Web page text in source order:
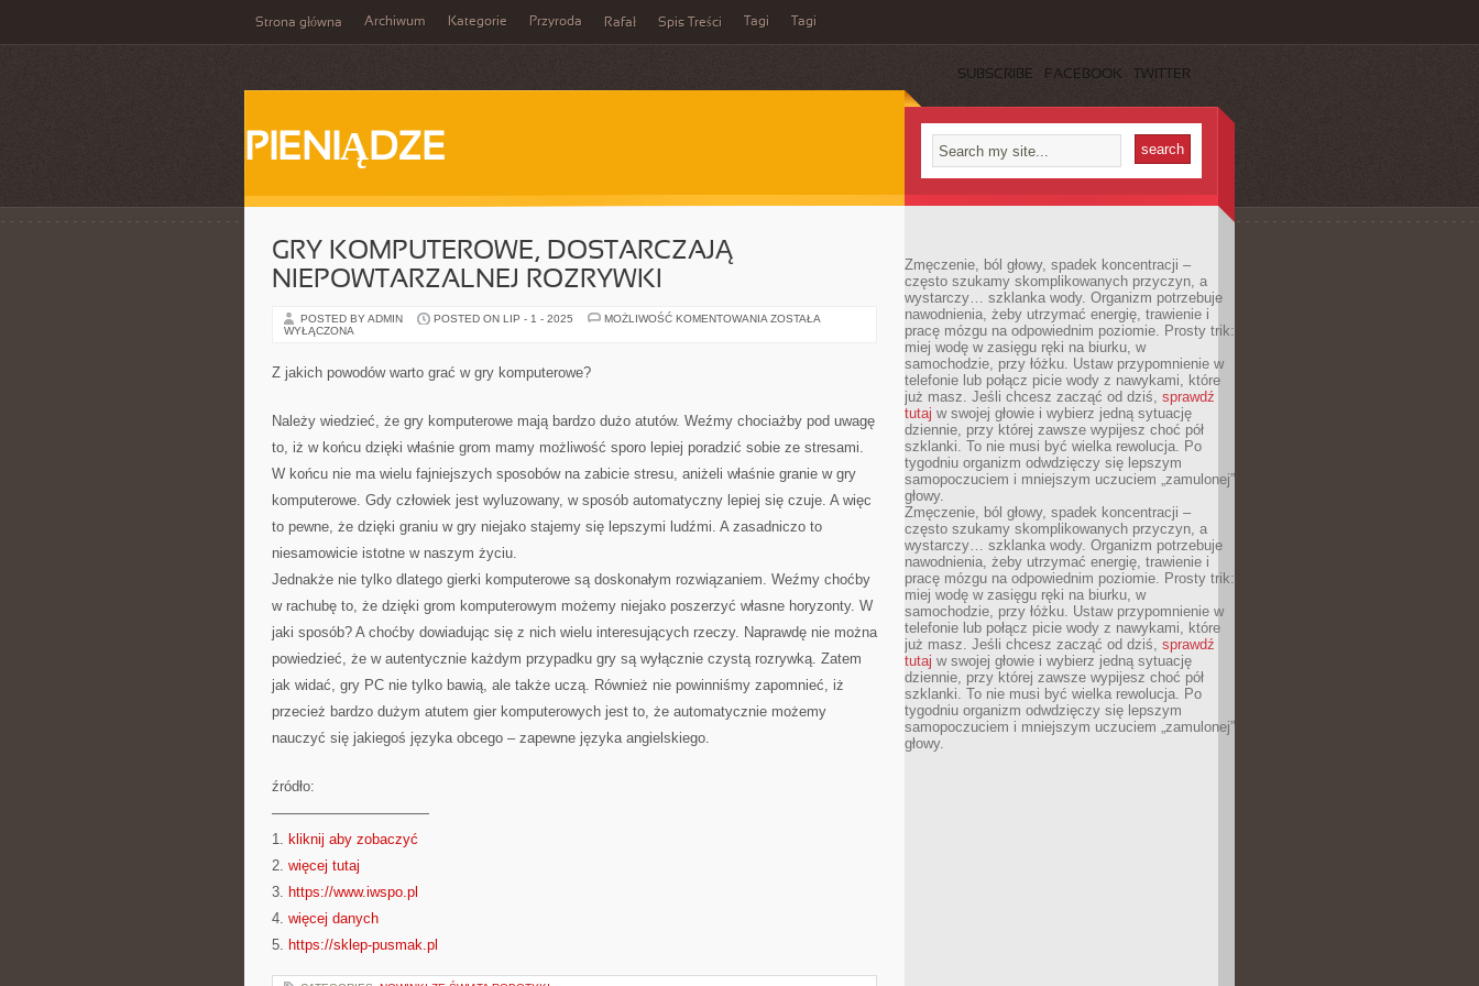
Strona główna Archiwum Kategorie Przyroda Rafał Spis Treści Tagi Tagi
SUBSCRIBE FACEBOOK TWITTER
PIENIĄDZE
GRY KOMPUTEROWE, DOSTARCZAJĄ
NIEPOWTARZALNEJ ROZRYWKI
POSTED BY ADMIN POSTED ON LIP - 1 - 2025 MOŻLIWOŚĆ KOMENTOWANIA GRY
ZOSTAŁA
WYŁĄCZONA
Z jakich powodów warto grać w gry komputerowe?
Należy wiedzieć, że gry komputerowe mają bardzo dużo atutów. Weźmy chociażby pod uwagę
to, iż w końcu dzięki właśnie grom mamy możliwość sporo lepiej poradzić sobie ze stresami.
W końcu nie ma wielu fajniejszych sposobów na zabicie stresu, aniżeli właśnie granie w gry
komputerowe. Gdy człowiek jest wyluzowany, w sposób automatyczny lepiej się czuje. A więc
to pewne, że dzięki graniu w gry niejako stajemy się lepszymi ludźmi. A zasadniczo to
niesamowicie istotne w naszym życiu.
Jednakże nie tylko dlatego gierki komputerowe są doskonałym rozwiązaniem. Weźmy choćby
w rachubę to, że dzięki grom komputerowym możemy niejako poszerzyć własne horyzonty. W
jaki sposób? A choćby dowiadując się z nich wielu interesujących rzeczy. Naprawdę nie można
powiedzieć, że w autentycznie każdym przypadku gry są wyłącznie czystą rozrywką. Zatem
jak widać, gry PC nie tylko bawią, ale także uczą. Również nie powinniśmy zapomnieć, iż
przecież bardzo dużym atutem gier komputerowych jest to, że automatycznie możemy
nauczyć się jakiegoś języka obcego – zapewne języka angielskiego.
źródło:
———————————
1. kliknij aby zobaczyć
2. więcej tutaj
3. https://www.iwspo.pl
4. więcej danych
5. https://sklep-pusmak.pl
Zmęczenie, ból głowy, spadek koncentracji –
często szukamy skomplikowanych przyczyn, a
wystarczy… szklanka wody. Organizm potrzebuje
nawodnienia, żeby utrzymać energię, trawienie i
pracę mózgu na odpowiednim poziomie. Prosty trik:
miej wodę w zasięgu ręki na biurku, w
samochodzie, przy łóżku. Ustaw przypomnienie w
telefonie lub połącz picie wody z nawykami, które
już masz. Jeśli chcesz zacząć od dziś, sprawdź
tutaj w swojej głowie i wybierz jedną sytuację
dziennie, przy której zawsze wypijesz choć pół
szklanki. To nie musi być wielka rewolucja. Po
tygodniu organizm odwdzięczy się lepszym
samopoczuciem i mniejszym uczuciem „zamulonej”
głowy.
Zmęczenie, ból głowy, spadek koncentracji –
często szukamy skomplikowanych przyczyn, a
wystarczy… szklanka wody. Organizm potrzebuje
nawodnienia, żeby utrzymać energię, trawienie i
pracę mózgu na odpowiednim poziomie. Prosty trik:
miej wodę w zasięgu ręki na biurku, w
samochodzie, przy łóżku. Ustaw przypomnienie w
telefonie lub połącz picie wody z nawykami, które
już masz. Jeśli chcesz zacząć od dziś, sprawdź
tutaj w swojej głowie i wybierz jedną sytuację
dziennie, przy której zawsze wypijesz choć pół
szklanki. To nie musi być wielka rewolucja. Po
tygodniu organizm odwdzięczy się lepszym
samopoczuciem i mniejszym uczuciem „zamulonej”
głowy.